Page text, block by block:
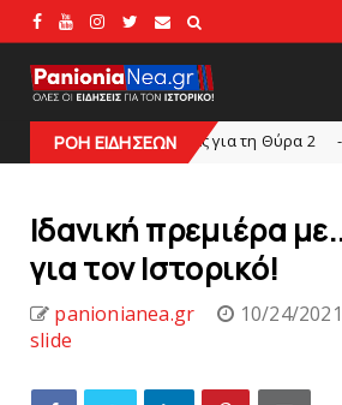
ΡΟΗ ΕΙΔΗΣΕΩΝ
για τη Θύρα 2 SUPERLEAGUE2
Ιδανική πρεμιέρα
για τoν Ιστoρικό!
panionianea.gr
10/24/
slide